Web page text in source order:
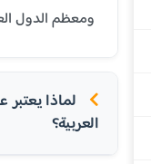
ومعظم الدول
العربية؟